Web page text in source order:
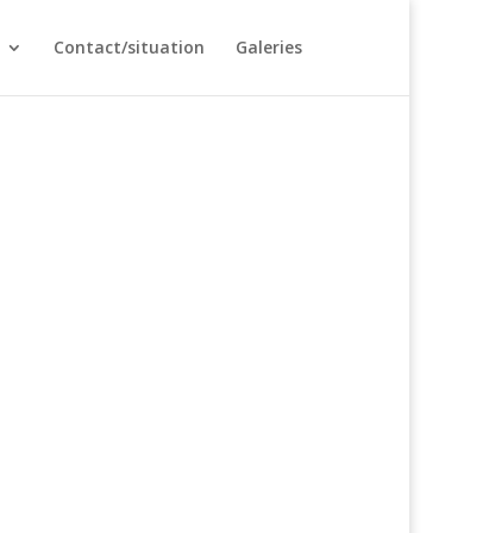
Contact/situation Galeries